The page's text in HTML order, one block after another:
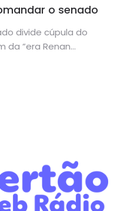
o senado
divide cúpula do
da “era Renan